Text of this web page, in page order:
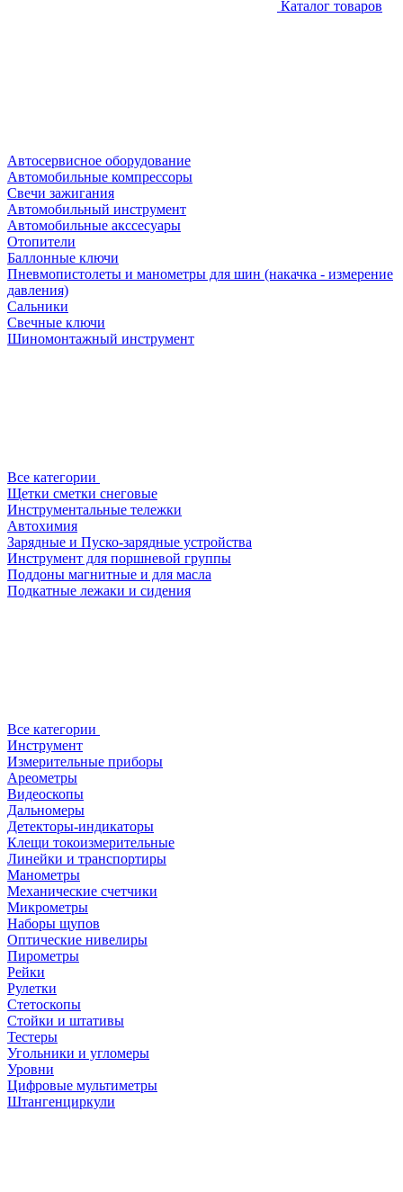
Каталог товаров
Автосервисное оборудование
Автомобильные компрессоры
Свечи зажигания
Автомобильный инструмент
Автомобильные акссесуары
Отопители
Баллонные ключи
Пневмопистолеты и манометры для шин (накачка - измерение
давления)
Сальники
Свечные ключи
Шиномонтажный инструмент
Все категории
Щетки сметки снеговые
Инструментальные тележки
Автохимия
Зарядные и Пуско-зарядные устройства
Инструмент для поршневой группы
Поддоны магнитные и для масла
Подкатные лежаки и сидения
Все категории
Инструмент
Измерительные приборы
Ареометры
Видеоскопы
Дальномеры
Детекторы-индикаторы
Клещи токоизмерительные
Линейки и транспортиры
Манометры
Механические счетчики
Микрометры
Наборы щупов
Оптические нивелиры
Пирометры
Рейки
Рулетки
Стетоскопы
Стойки и штативы
Тестеры
Угольники и угломеры
Уровни
Цифровые мультиметры
Штангенциркули